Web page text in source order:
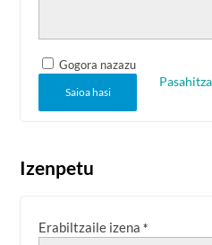
Gogora nazazu
Saioa hasi
Izenpetu
Erabiltzaile izena*